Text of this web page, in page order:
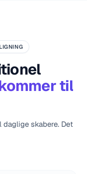
til
skabere. Det